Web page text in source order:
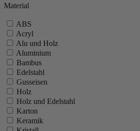
Material
ABS
Acryl
Alu und Holz
Aluminium
Bambus
Edelstahl
Gusseisen
Holz
Holz und Edelstahl
Karton
Keramik